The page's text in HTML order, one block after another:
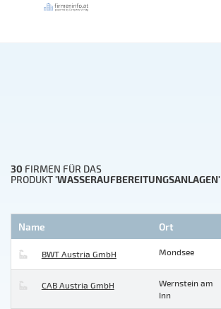
30 FIRMEN FÜR DAS
PRODUKT'WASSERAUFBEREITUNGSANLAGEN'
Name Ort
BWT Austria GmbH Mondsee
CAB Austria GmbH
Wernstein am
Inn